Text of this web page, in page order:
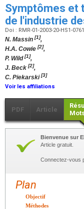
Symptômes et
de l'industrie
Doi : RMR-01-2003-20-HS1-
N. Massin [1],
H.A. Cowie [2],
P. Wild[1],
J. Beck [2],
C. Piekarski[3]
Voir les affiliations
PDF Article
Bienvenue sur
Article gratuit.
Connectez-vous
Plan
Objectif
Méthodes